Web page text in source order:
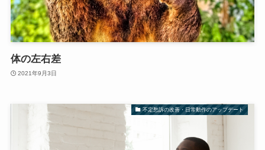
体の左右差
2021年9月3日
不定愁訴の改善・日常動作のアップデート